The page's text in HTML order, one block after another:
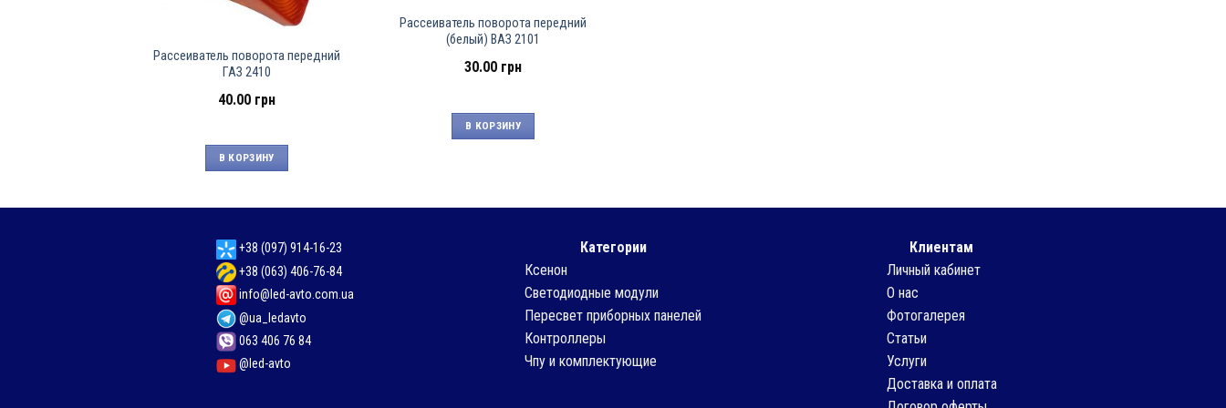
Рассеиватель поворота передний
ГАЗ 2410
40.00 грн
В КОРЗИНУ
Рассеиватель поворота передний
(белый) ВАЗ 2101
30.00 грн
В КОРЗИНУ
+38 (097) 914-16-23
+38 (063) 406-76-84
info@led-avto.com.ua
@ua_ledavto
063 406 76 84
@led-avto
Категории
Ксенон
Светодиодные модули
Пересвет приборных панелей
Контроллеры
Чпу и комплектующие
Клиентам
Личный кабинет
О нас
Фотогалерея
Статьи
Услуги
Доставка и оплата